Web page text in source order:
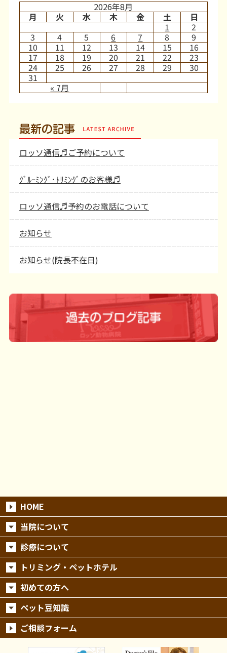
2026年8月
月
火 水 木 金 土 日
« 7月
1
2
3
4 5 6 7 8
9
10
11 12 13 14 15
16
17
18 19 20 21 22
23
24
25 26 27 28 29
30
31
最新の記事
ロッソ通信♬ご予約について
ｸﾞﾙｰﾐﾝｸﾞ･ﾄﾘﾐﾝｸﾞのお客様♬
ロッソ通信♬予約のお電話について
お知らせ
お知らせ(院長不在日)
HOME
当院について
診療について
トリミング・ペットホテル
初めての方へ
ペット豆知識
ご相談フォーム